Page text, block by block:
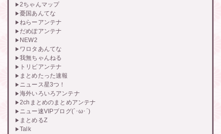
2ちゃんマップ
憂国あんてな
ねらーアンテナ
だめぽアンテナ
NEW2
ワロタあんてな
我無ちゃんねる
トリビアンテナ
まとめたった速報
ニュース星3つ！
海外いろいろアンテナ
2chまとめのまとめアンテナ
ニュー速VIPブログ(`･ω･´)
まとめるZ
Talk